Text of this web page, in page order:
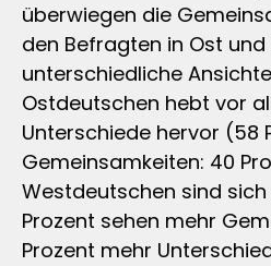
überwiegen die
den Befragten in Ost
unterschiedliche
Ostdeutschen hebt vor
Unterschiede hervor (58
Gemeinsamkeiten: 40
Westdeutschen sind
Prozent sehen mehr
Prozent mehr